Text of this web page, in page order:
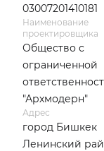
03007201410181
Наименование
проектировщика
Общество с
ограниченной
"Архмодерн"
Адрес
город Бишкек
Ленинский